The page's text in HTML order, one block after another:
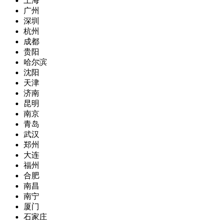
广州
深圳
杭州
成都
贵阳
哈尔滨
沈阳
天津
济南
昆明
南京
青岛
武汉
郑州
大连
福州
合肥
南昌
南宁
厦门
石家庄